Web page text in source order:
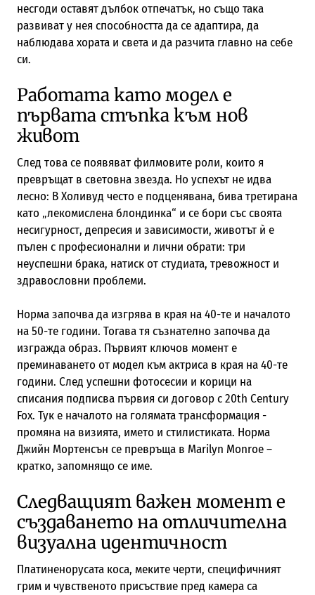
несгоди оставят дълбок отпечатък, но също така
развиват у нея способността да се адаптира, да
наблюдава хората и света и да разчита главно на себе
си.
Работата като модел е
първата стъпка към нов
живот
След това се появяват филмовите роли, които я
превръщат в световна звезда. Но успехът не идва
лесно: В Холивуд често е подценявана, бива третирана
като „лекомислена блондинка“ и се бори със своята
несигурност, депресия и зависимости, животът ѝ е
пълен с професионални и лични обрати: три
неуспешни брака, натиск от студиата, тревожност и
здравословни проблеми.
Норма започва да изгрява в края на 40-те и началото
на 50-те години. Тогава тя съзнателно започва да
изгражда образ. Първият ключов момент е
преминаването от модел към актриса в края на 40-те
години. След успешни фотосесии и корици на
списания подписва първия си договор с 20th Century
Fox. Тук е началото на голямата трансформация -
промяна на визията, името и стилистиката. Норма
Джийн Мортенсън се превръща в Marilyn Monroe –
кратко, запомнящо се име.
Следващият важен момент е
създаването на отличителна
визуална идентичност
Платиненорусата коса, меките черти, специфичният
грим и чувственото присъствие пред камера са